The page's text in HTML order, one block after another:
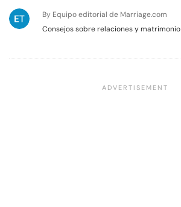
By Equipo editorial de Marriage.com
Consejos sobre relaciones y matrimonio